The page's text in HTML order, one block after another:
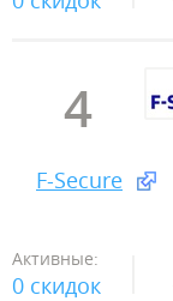
4
F-Secure
Активные:
0 скидок